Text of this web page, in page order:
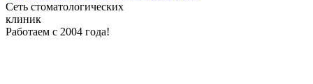
Сеть стоматологических
клиник
Работаем с 2004 года!